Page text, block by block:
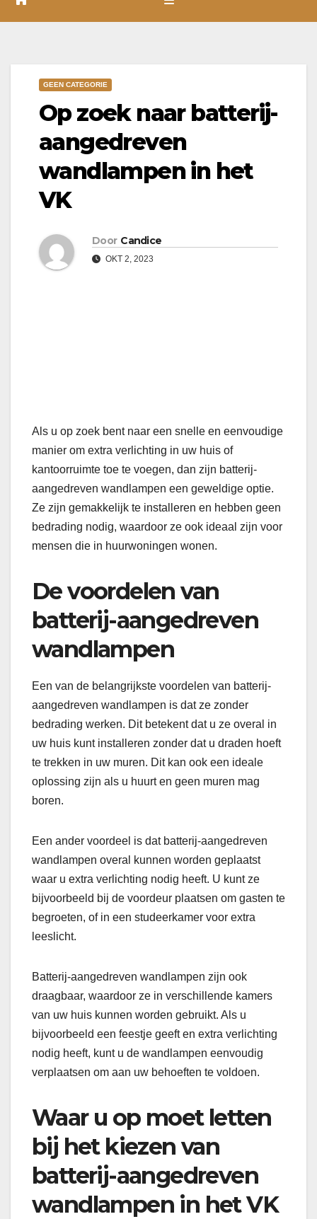
GEEN CATEGORIE
Op zoek naar batterij-
aangedreven
wandlampen in het
VK
Door Candice
OKT 2, 2023
Als u op zoek bent naar een snelle en eenvoudige
manier om extra verlichting in uw huis of
kantoorruimte toe te voegen, dan zijn batterij-
aangedreven wandlampen een geweldige optie.
Ze zijn gemakkelijk te installeren en hebben geen
bedrading nodig, waardoor ze ook ideaal zijn voor
mensen die in huurwoningen wonen.
De voordelen van
batterij-aangedreven
wandlampen
Een van de belangrijkste voordelen van batterij-
aangedreven wandlampen is dat ze zonder
bedrading werken. Dit betekent dat u ze overal in
uw huis kunt installeren zonder dat u draden hoeft
te trekken in uw muren. Dit kan ook een ideale
oplossing zijn als u huurt en geen muren mag
boren.
Een ander voordeel is dat batterij-aangedreven
wandlampen overal kunnen worden geplaatst
waar u extra verlichting nodig heeft. U kunt ze
bijvoorbeeld bij de voordeur plaatsen om gasten te
begroeten, of in een studeerkamer voor extra
leeslicht.
Batterij-aangedreven wandlampen zijn ook
draagbaar, waardoor ze in verschillende kamers
van uw huis kunnen worden gebruikt. Als u
bijvoorbeeld een feestje geeft en extra verlichting
nodig heeft, kunt u de wandlampen eenvoudig
verplaatsen om aan uw behoeften te voldoen.
Waar u op moet letten
bij het kiezen van
batterij-aangedreven
wandlampen in het VK